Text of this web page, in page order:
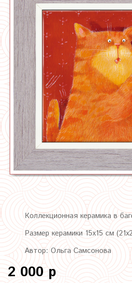
Коллекционная керамика в
Размер керамики 15х15 см
Автор: Ольга Самсонова
2 000 р